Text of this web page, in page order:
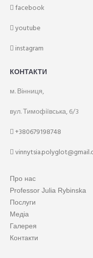
facebook
youtube
instagram
КОНТАКТИ
м. Вінниця,
вул. Тимофіївська, 6/3
+380679198748
Про нас
Professor Julia Rybinska
Послуги
Медіа
Галерея
Контакти